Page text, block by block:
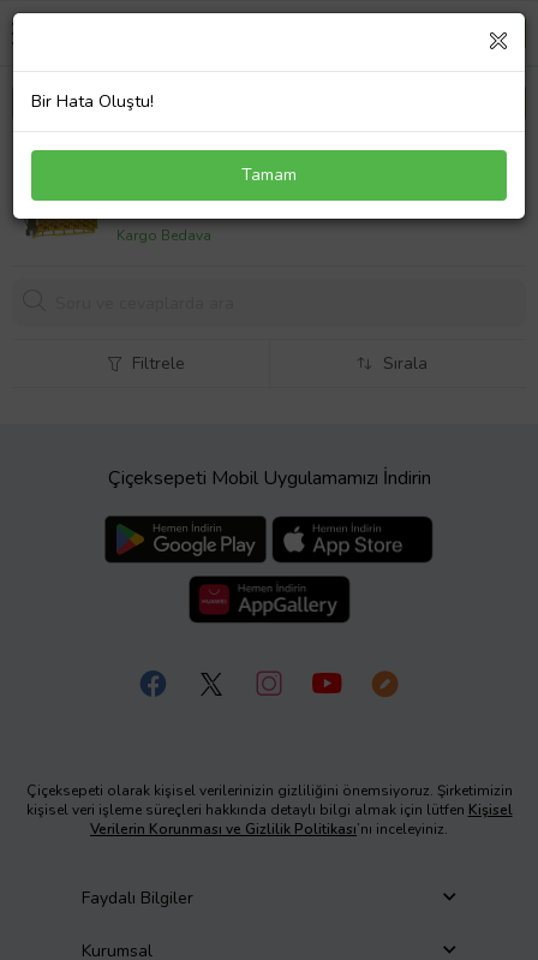
Bıldrıcın Viyölü 120 Yumurta Kapasiteli
1990,00 TL
Kargo Bedava
Filtrele Sırala
Çiçeksepeti Mobil Uygulamamızı İndirin
Çiçeksepeti olarak kişisel verilerinizin gizliliğini önemsiyoruz. Şirketimizin
kişisel veri işleme süreçleri hakkında detaylı bilgi almak için lütfen Kişisel
Verilerin Korunması ve Gizlilik Politikası’nı inceleyiniz.
Faydalı Bilgiler
Kurumsal
Bir Hata Oluştu!
Tamam